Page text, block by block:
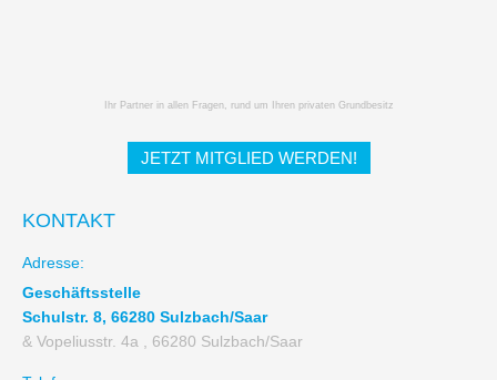
Ihr Partner in allen Fragen, rund um Ihren privaten Grundbesitz
JETZT MITGLIED WERDEN!
KONTAKT
Adresse:
Geschäftsstelle
Schulstr. 8, 66280 Sulzbach/Saar
& Vopeliusstr. 4a , 66280 Sulzbach/Saar